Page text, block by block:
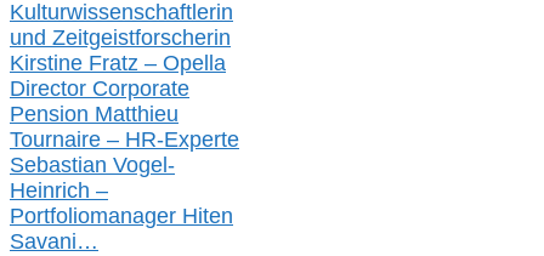
Kulturwissenschaftlerin
und Zeitgeistforscherin
Kirstine Fratz – Opella
Director Corporate
Pension Matthieu
Tournaire – HR-Experte
Sebastian Vogel-
Heinrich –
Portfoliomanager Hiten
Savani…